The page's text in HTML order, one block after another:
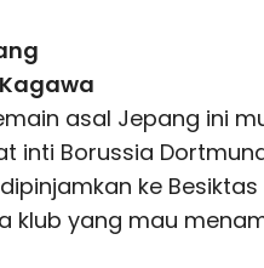
asal Jepang ini
inti Borussia
ke
klub yang mau